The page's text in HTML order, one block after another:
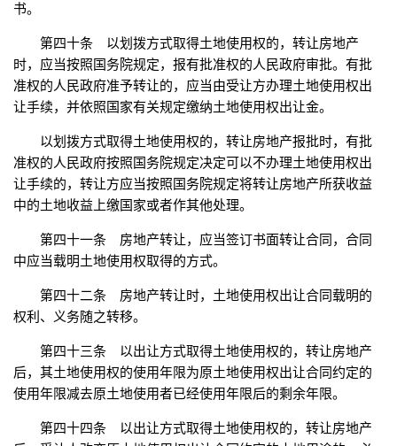
书。
第四十条 以划拨方式取得土地使用权的，转让房地产
时，应当按照国务院规定，报有批准权的人民政府审批。有批
准权的人民政府准予转让的，应当由受让方办理土地使用权出
让手续，并依照国家有关规定缴纳土地使用权出让金。
以划拨方式取得土地使用权的，转让房地产报批时，有批
准权的人民政府按照国务院规定决定可以不办理土地使用权出
让手续的，转让方应当按照国务院规定将转让房地产所获收益
中的土地收益上缴国家或者作其他处理。
第四十一条 房地产转让，应当签订书面转让合同，合同
中应当载明土地使用权取得的方式。
第四十二条 房地产转让时，土地使用权出让合同载明的
权利、义务随之转移。
第四十三条 以出让方式取得土地使用权的，转让房地产
后，其土地使用权的使用年限为原土地使用权出让合同约定的
使用年限减去原土地使用者已经使用年限后的剩余年限。
第四十四条 以出让方式取得土地使用权的，转让房地产